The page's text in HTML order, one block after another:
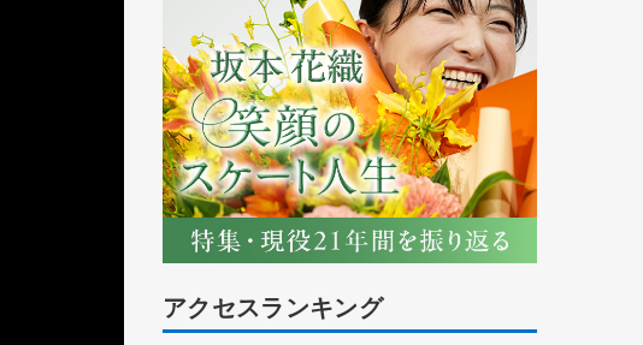
アクセスランキング